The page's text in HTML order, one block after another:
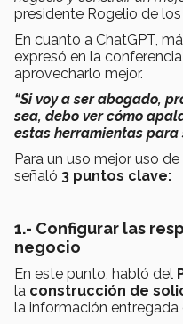
presidente Rogelio de los
En cuanto a ChatGPT,
expresó en la
aprovecharlo mejor.
“Si voy a ser abogado,
sea, debo ver cómo
estas herramientas para
Para un uso mejor uso de
señaló 3 puntos clave:
1.- Configurar las
negocio
En este punto, habló del
la construcción de
la información entregada